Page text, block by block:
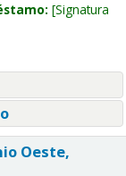
Signatura
Oeste,